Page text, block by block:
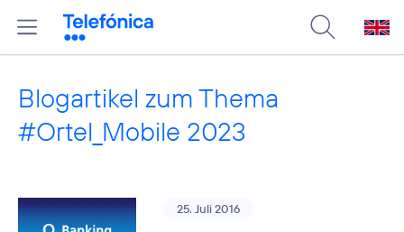
Blogartikel zum Thema
#Ortel_Mobile 2023
25. Juli 2016